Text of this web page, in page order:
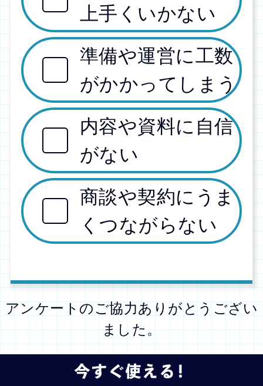
上手くいかない
準備や運営に工数
がかかってしまう
内容や資料に自信
がない
商談や契約にうま
くつながらない
アンケートのご協力ありがとうござい
ました。